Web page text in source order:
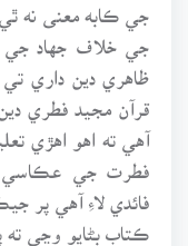
جي ڪابه معنى نه
جي خلاف جهاد جي
ظاهري دين داري
قرآن مجيد فطري
آهي ته اهو اهڙي
فطرت جي
فائدي لاءِ آهي پر
ڪتاب بڻايو وڃي ته